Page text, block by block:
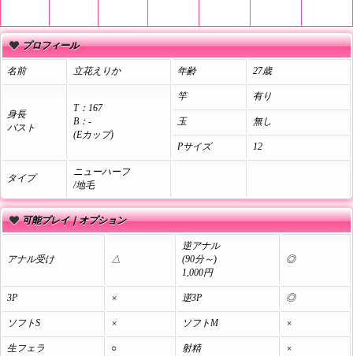
プロフィール
名前 立花えりか 年齢 27歳
身長
バスト
T：167
B：-
(Eカップ)
竿 有り
玉 無し
Pサイズ 12
タイプ
ニューハーフ
/地毛
可能プレイ｜オプション
アナル受け △
逆アナル
(90分～)
1,000円
◎
3P × 逆3P ◎
ソフトS × ソフトM ×
生フェラ ○ 射精 ×